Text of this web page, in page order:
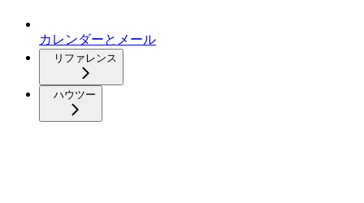
カレンダーとメール
リファレンス
ハウツー